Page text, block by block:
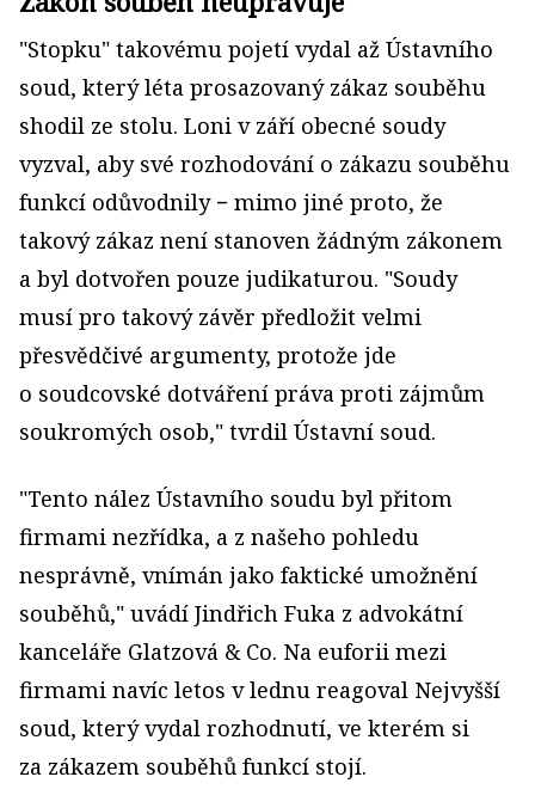
"Stopku" takovému pojetí vydal až Ústavního
soud, který léta prosazovaný zákaz souběhu
shodil ze stolu. Loni v září obecné soudy
vyzval, aby své rozhodování o zákazu souběhu
funkcí odůvodnily − mimo jiné proto, že
takový zákaz není stanoven žádným zákonem
a byl dotvořen pouze judikaturou. "Soudy
musí pro takový závěr předložit velmi
přesvědčivé argumenty, protože jde
o soudcovské dotváření práva proti zájmům
soukromých osob," tvrdil Ústavní soud.
"Tento nález Ústavního soudu byl přitom
firmami nezřídka, a z našeho pohledu
nesprávně, vnímán jako faktické umožnění
souběhů," uvádí Jindřich Fuka z advokátní
kanceláře Glatzová & Co. Na euforii mezi
firmami navíc letos v lednu reagoval Nejvyšší
soud, který vydal rozhodnutí, ve kterém si
za zákazem souběhů funkcí stojí.